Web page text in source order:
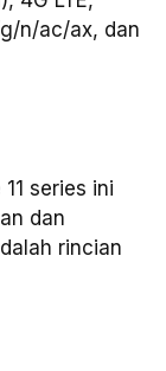
n/ac/ax, dan
series ini
dan
rincian